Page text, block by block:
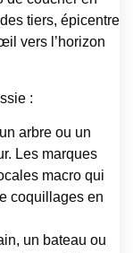
tiers, épicentre
vers l’horizon
:
arbre ou un
Les marques
macro qui
coquillages en
un bateau ou